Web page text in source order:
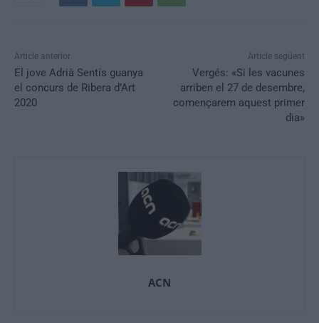
Article anterior
El jove Adrià Sentís guanya
el concurs de Ribera d’Art
2020
Article següent
Vergés: «Si les vacunes
arriben el 27 de desembre,
començarem aquest primer
dia»
ACN